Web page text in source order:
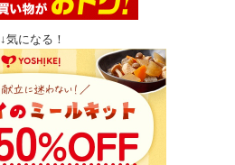
↓気になる！